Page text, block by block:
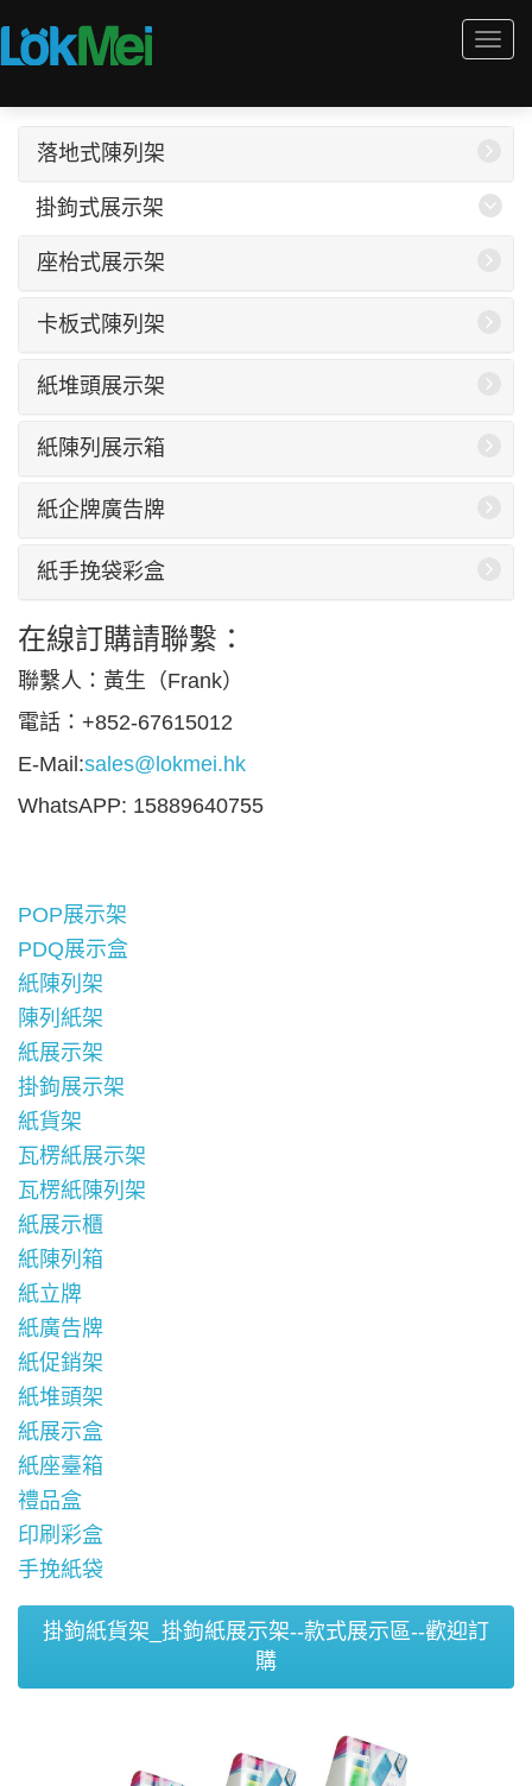
落地式陳列架
掛鉤式展示架
座枱式展示架
卡板式陳列架
紙堆頭展示架
紙陳列展示箱
紙企牌廣告牌
紙手挽袋彩盒
在線訂購請聯繫：
聯繫人：黃生（Frank）
電話：+852-67615012
E-Mail:sales@lokmei.hk
WhatsAPP: 15889640755
POP展示架
PDQ展示盒
紙陳列架
陳列紙架
紙展示架
掛鉤展示架
紙貨架
瓦楞紙展示架
瓦楞紙陳列架
紙展示櫃
紙陳列箱
紙立牌
紙廣告牌
紙促銷架
紙堆頭架
紙展示盒
紙座臺箱
禮品盒
印刷彩盒
手挽紙袋
掛鉤紙貨架_掛鉤紙展示架--款式展示區--歡迎訂
購